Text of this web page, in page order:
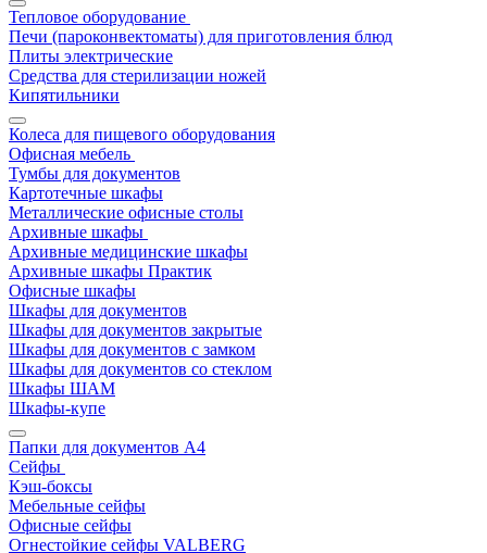
Тепловое оборудование
Печи (пароконвектоматы) для приготовления блюд
Плиты электрические
Средства для стерилизации ножей
Кипятильники
Колеса для пищевого оборудования
Офисная мебель
Тумбы для документов
Картотечные шкафы
Металлические офисные столы
Архивные шкафы
Архивные медицинские шкафы
Архивные шкафы Практик
Офисные шкафы
Шкафы для документов
Шкафы для документов закрытые
Шкафы для документов с замком
Шкафы для документов со стеклом
Шкафы ШАМ
Шкафы-купе
Папки для документов A4
Сейфы
Кэш-боксы
Мебельные сейфы
Офисные сейфы
Огнестойкие сейфы VALBERG